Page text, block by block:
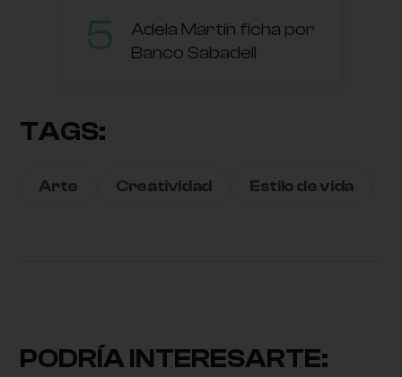
Adela Martín ficha por
Banco Sabadell
TAGS:
Arte Creatividad Estilo de vida
PODRÍA INTERESARTE: